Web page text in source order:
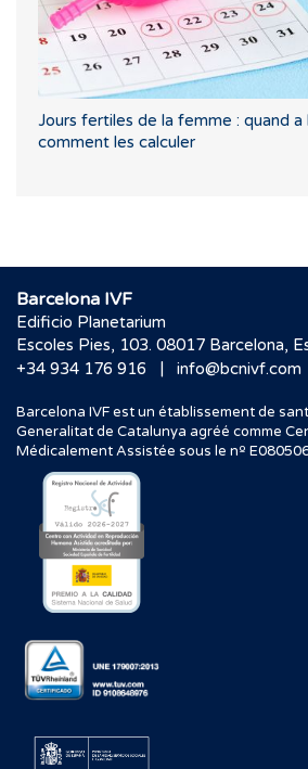
Jours fertiles de la femme : quand
comment les calculer
Barcelona IVF
Edificio Planetarium
Escoles Pies, 103. 08017 Barcelona,
+34 934 176 916
| info@bcnivf.com
Barcelona IVF est un établissement de
Generalitat de Catalunya agréé comme
Médicalement Assistée sous le nº